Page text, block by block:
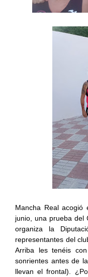
Mancha Real
junio, una prueba del
organiza la
representantes del
Arriba les tenéis
sonrientes antes de
llevan el frontal).